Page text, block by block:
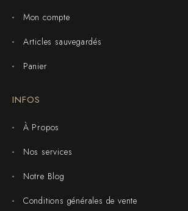
Mon compte
Articles sauvegardés
Panier
INFOS
À Propos
Nos services
Notre Blog
Conditions générales de vente